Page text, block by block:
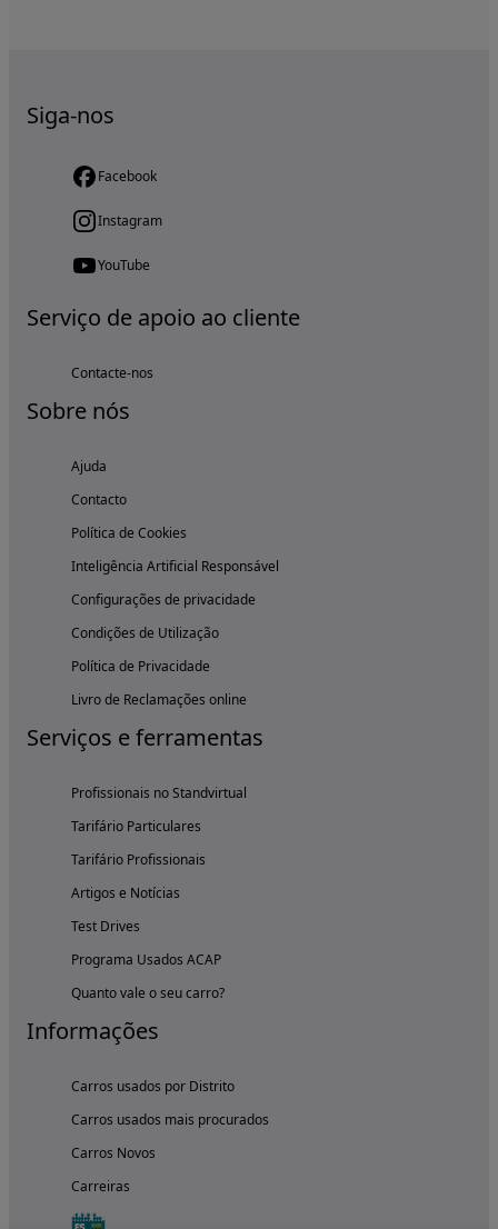
Siga-nos
Facebook
Instagram
YouTube
Serviço de apoio ao cliente
Contacte-nos
Sobre nós
Ajuda
Contacto
Política de Cookies
Inteligência Artificial Responsável
Configurações de privacidade
Condições de Utilização
Política de Privacidade
Livro de Reclamações online
Serviços e ferramentas
Profissionais no Standvirtual
Tarifário Particulares
Tarifário Profissionais
Artigos e Notícias
Test Drives
Programa Usados ACAP
Quanto vale o seu carro?
Informações
Carros usados por Distrito
Carros usados mais procurados
Carros Novos
Carreiras